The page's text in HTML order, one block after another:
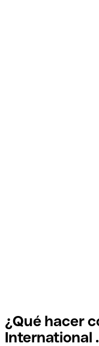
¿Qué hacer
International